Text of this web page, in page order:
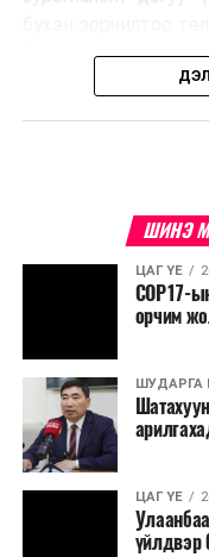
улсад өргөн
бодлогын газраас
ШИНЭ
ЦАГ ҮЕ
COP17-
орчим
ШУДАРГА
ЦАГ ҮЕ
үйлдвэр